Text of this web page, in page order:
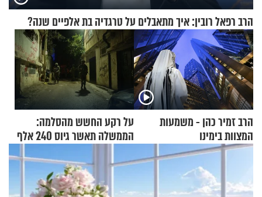
הרב רפאל רובין: איך מתאבלים על טרגדיה בת אלפיים שנה?
הרב זמיר כהן - משמעות
המצוות בימינו
על רקע החשש מהסלמה:
הממשלה תאשר גיוס 240 אלף